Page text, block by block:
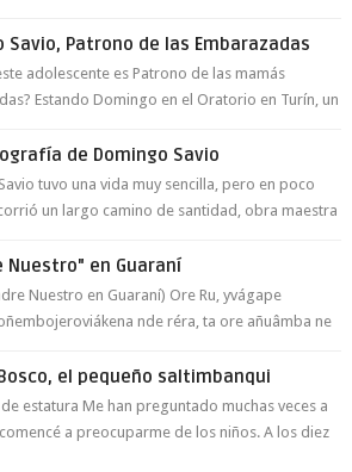
Savio, Patrono de las Embarazadas
adolescente es Patrono de las mamás
Estando Domingo en el Oratorio en Turín, un
de Domingo Savio
tuvo una vida muy sencilla, pero en poco
un largo camino de santidad, obra maestra
Nuestro" en Guaraní
Nuestro en Guaraní) Ore Ru, yvágape
nde réra, ta ore añuâmba ne
el pequeño saltimbanqui
estatura Me han preguntado muchas veces a
a preocuparme de los niños. A los diez